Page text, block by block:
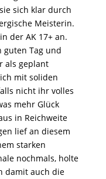
sich klar durch
Meisterin.
der AK 17+ an.
guten Tag und
als geplant
mit soliden
nicht ihr volles
mehr Glück
in Reichweite
lief an diesem
starken
nochmals, holte
damit auch die